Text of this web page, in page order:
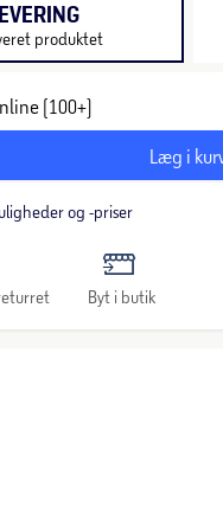
produktet
(100+)
Læg i
og -priser
Byt i butik